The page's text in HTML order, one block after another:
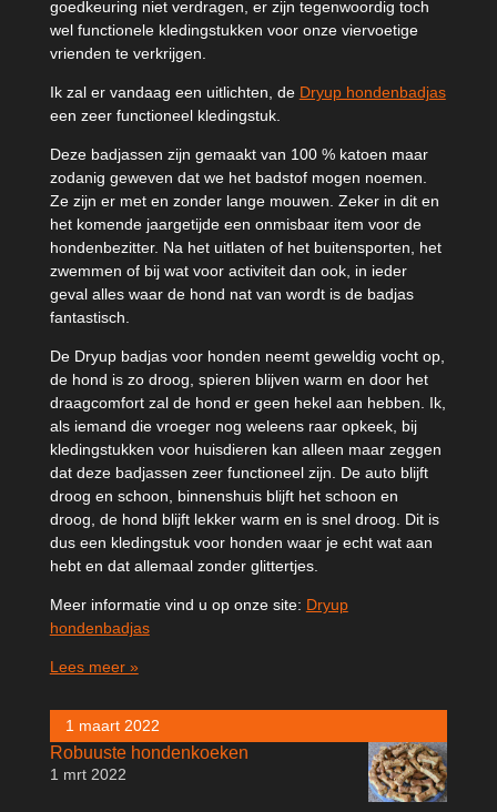
goedkeuring niet verdragen, er zijn tegenwoordig toch
wel functionele kledingstukken voor onze viervoetige
vrienden te verkrijgen.
Ik zal er vandaag een uitlichten, de Dryup hondenbadjas
een zeer functioneel kledingstuk.
Deze badjassen zijn gemaakt van 100 % katoen maar
zodanig geweven dat we het badstof mogen noemen.
Ze zijn er met en zonder lange mouwen. Zeker in dit en
het komende jaargetijde een onmisbaar item voor de
hondenbezitter. Na het uitlaten of het buitensporten, het
zwemmen of bij wat voor activiteit dan ook, in ieder
geval alles waar de hond nat van wordt is de badjas
fantastisch.
De Dryup badjas voor honden neemt geweldig vocht op,
de hond is zo droog, spieren blijven warm en door het
draagcomfort zal de hond er geen hekel aan hebben. Ik,
als iemand die vroeger nog weleens raar opkeek, bij
kledingstukken voor huisdieren kan alleen maar zeggen
dat deze badjassen zeer functioneel zijn. De auto blijft
droog en schoon, binnenshuis blijft het schoon en
droog, de hond blijft lekker warm en is snel droog. Dit is
dus een kledingstuk voor honden waar je echt wat aan
hebt en dat allemaal zonder glittertjes.
Meer informatie vind u op onze site: Dryup
hondenbadjas
Lees meer »
1 maart 2022
Robuuste hondenkoeken
1 mrt 2022